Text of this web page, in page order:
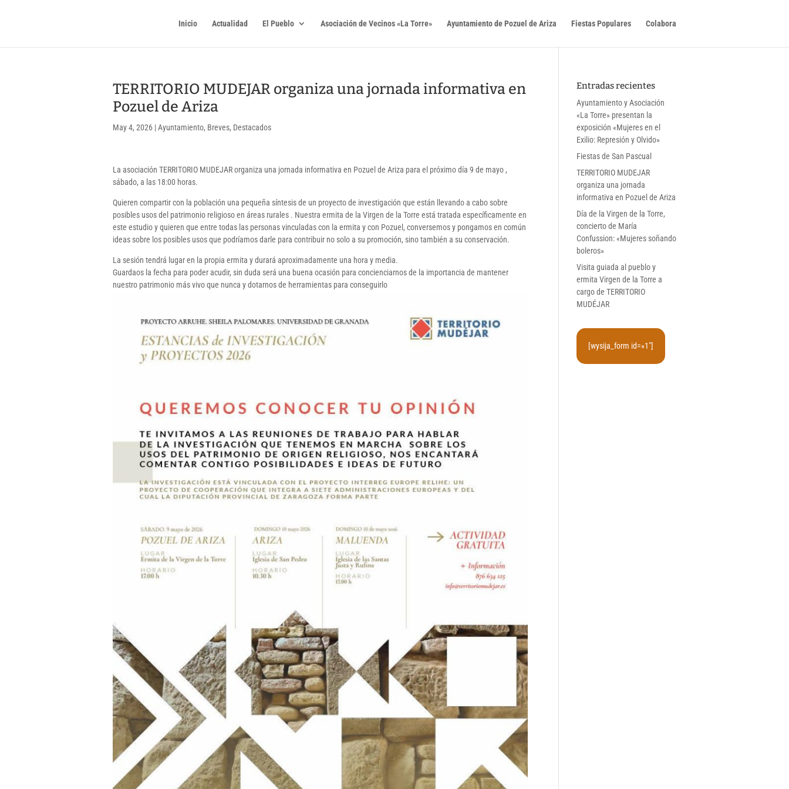
Inicio Actualidad El Pueblo Asociación de Vecinos «La Torre» Ayuntamiento de Pozuel de Ariza Fiestas Populares Colabora
TERRITORIO MUDEJAR organiza una jornada informativa en
Pozuel de Ariza
May 4, 2026 |Ayuntamiento, Breves, Destacados
La asociación TERRITORIO MUDEJAR organiza una jornada informativa en Pozuel de Ariza para el próximo día 9 de mayo ,
sábado, a las 18:00 horas.
Quieren compartir con la población una pequeña síntesis de un proyecto de investigación que están llevando a cabo sobre
posibles usos del patrimonio religioso en áreas rurales . Nuestra ermita de la Virgen de la Torre está tratada específicamente en
este estudio y quieren que entre todas las personas vinculadas con la ermita y con Pozuel, conversemos y pongamos en común
ideas sobre los posibles usos que podríamos darle para contribuir no solo a su promoción, sino también a su conservación.
La sesión tendrá lugar en la propia ermita y durará aproximadamente una hora y media.
Guardaos la fecha para poder acudir, sin duda será una buena ocasión para concienciarnos de la importancia de mantener
nuestro patrimonio más vivo que nunca y dotarnos de herramientas para conseguirlo
Entradas recientes
Ayuntamiento y Asociación
«La Torre» presentan la
exposición «Mujeres en el
Exilio: Represión y Olvido»
Fiestas de San Pascual
TERRITORIO MUDEJAR
organiza una jornada
informativa en Pozuel de Ariza
Día de la Virgen de la Torre,
concierto de María
Confussion: «Mujeres soñando
boleros»
Visita guiada al pueblo y
ermita Virgen de la Torre a
cargo de TERRITORIO
MUDÉJAR
[wysija_form id=»1″]